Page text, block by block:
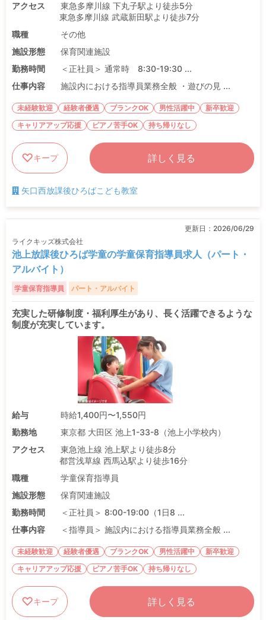
アクセス
東急多摩川線 下丸子駅より徒歩5分
東急多摩川線 武蔵新田駅より徒歩7分
職種
その他
施設形態
保育関連施設
勤務時間
＜正社員＞ 通常時 8:30-19:30 ...
仕事内容
施設内における指導員業務全般 ・遊びの見 ...
未経験歓迎 経験者優遇 ブランクOK 男性活躍中
新卒歓迎
キャリアアップ応援
ピアノ苦手OK 持ち帰りなし
キープ 詳しく見る
矢口西放課後ひろばこども教室
更新日： 2026/06/29
ライクキッズ株式会社
池上放課後ひろば学童の学童保育指導員求人（パート・
アルバイト）
学童保育指導員 パート・アルバイト
充実した研修制度・福利厚生があり、長く活躍できるような
制度が充実しています。
給与
時給1,400円〜1,550円
勤務地
東京都 大田区 池上1-33-8（池上小学校内）
アクセス
東急池上線 池上駅より徒歩8分
都営浅草線 西馬込駅より徒歩16分
職種
学童保育指導員
施設形態
保育関連施設
勤務時間
＜正社員＞ 8:00-19:00（1日8 ...
仕事内容
＜指導員＞ 施設内における指導員業務全般 ...
未経験歓迎 経験者優遇 ブランクOK 男性活躍中
新卒歓迎
キャリアアップ応援
ピアノ苦手OK 持ち帰りなし
キープ 詳しく見る